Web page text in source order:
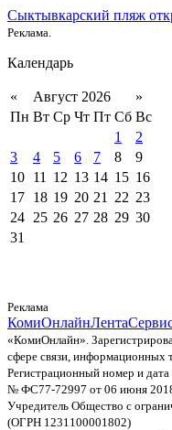
Сыктывкарский пляж
Реклама.
Календарь
« Август 2026
»
Пн Вт Ср Чт Пт Сб Вс
1
2
3
4 5 6 7 8
9
10 11 12 13 14 15 16
17 18 19 20 21 22 23
24 25 26 27 28 29 30
31
Реклама
КомиОнлайнЛента
«КомиОнлайн».
сфере связи, информационных
Регистрационный номер и
№ ФС77-72997 от 06 июня
Учредитель Общество с
(ОГРН 1231100001802)